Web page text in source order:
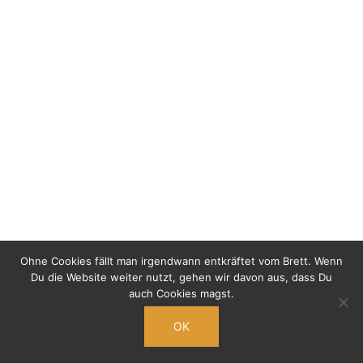
Ohne Cookies fällt man irgendwann entkräftet vom Brett. Wenn
Du die Website weiter nutzt, gehen wir davon aus, dass Du
auch Cookies magst.
OK